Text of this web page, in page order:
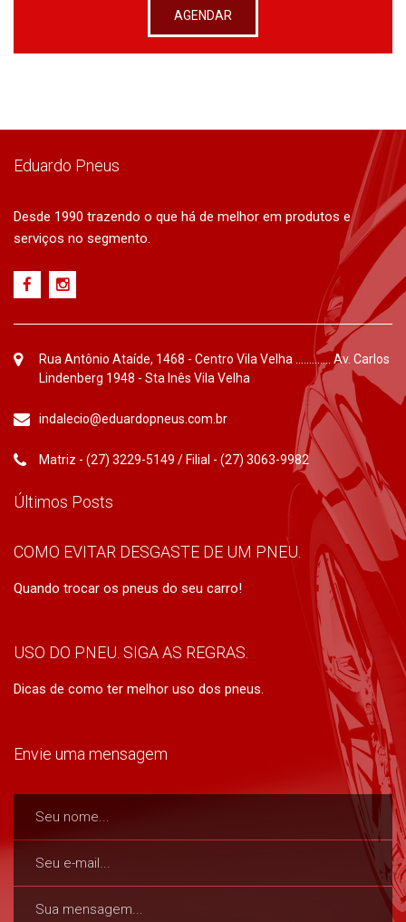
AGENDAR
Eduardo Pneus
Desde 1990 trazendo o que há de melhor em produtos e
serviços no segmento.
Rua Antônio Ataíde, 1468 - Centro Vila Velha ............. Av. Carlos
Lindenberg 1948 - Sta Inês Vila Velha
indalecio@eduardopneus.com.br
Matriz - (27) 3229-5149 / Filial - (27) 3063-9982
Últimos Posts
COMO EVITAR DESGASTE DE UM PNEU.
Quando trocar os pneus do seu carro!
USO DO PNEU. SIGA AS REGRAS.
Dicas de como ter melhor uso dos pneus.
Envie uma mensagem